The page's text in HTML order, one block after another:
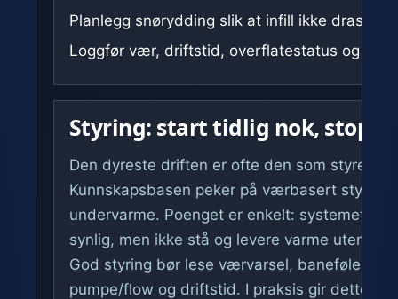
Planlegg snørydding slik at infill ikke dras ut
Loggfør vær, driftstid, overflatestatus og
Styring: start tidlig nok, stopp
Den dyreste driften er ofte den som styres
Kunnskapsbasen peker på værbasert styring
undervarme. Poenget er enkelt: systemet
synlig, men ikke stå og levere varme uten et
God styring bør lese værvarsel, banefølere,
pumpe/flow og driftstid. I praksis gir dette et